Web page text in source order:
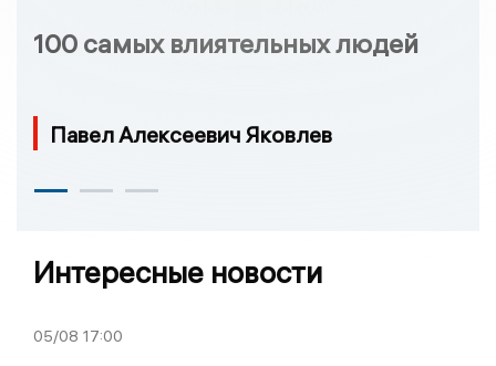
100 самых влиятельных людей
Павел Алексеевич Яковлев
Интересные новости
05/08 17:00